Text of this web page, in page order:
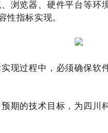
浏览器、硬件平台等
指标实现。
现过程中，必须确保
期的技术目标，为四